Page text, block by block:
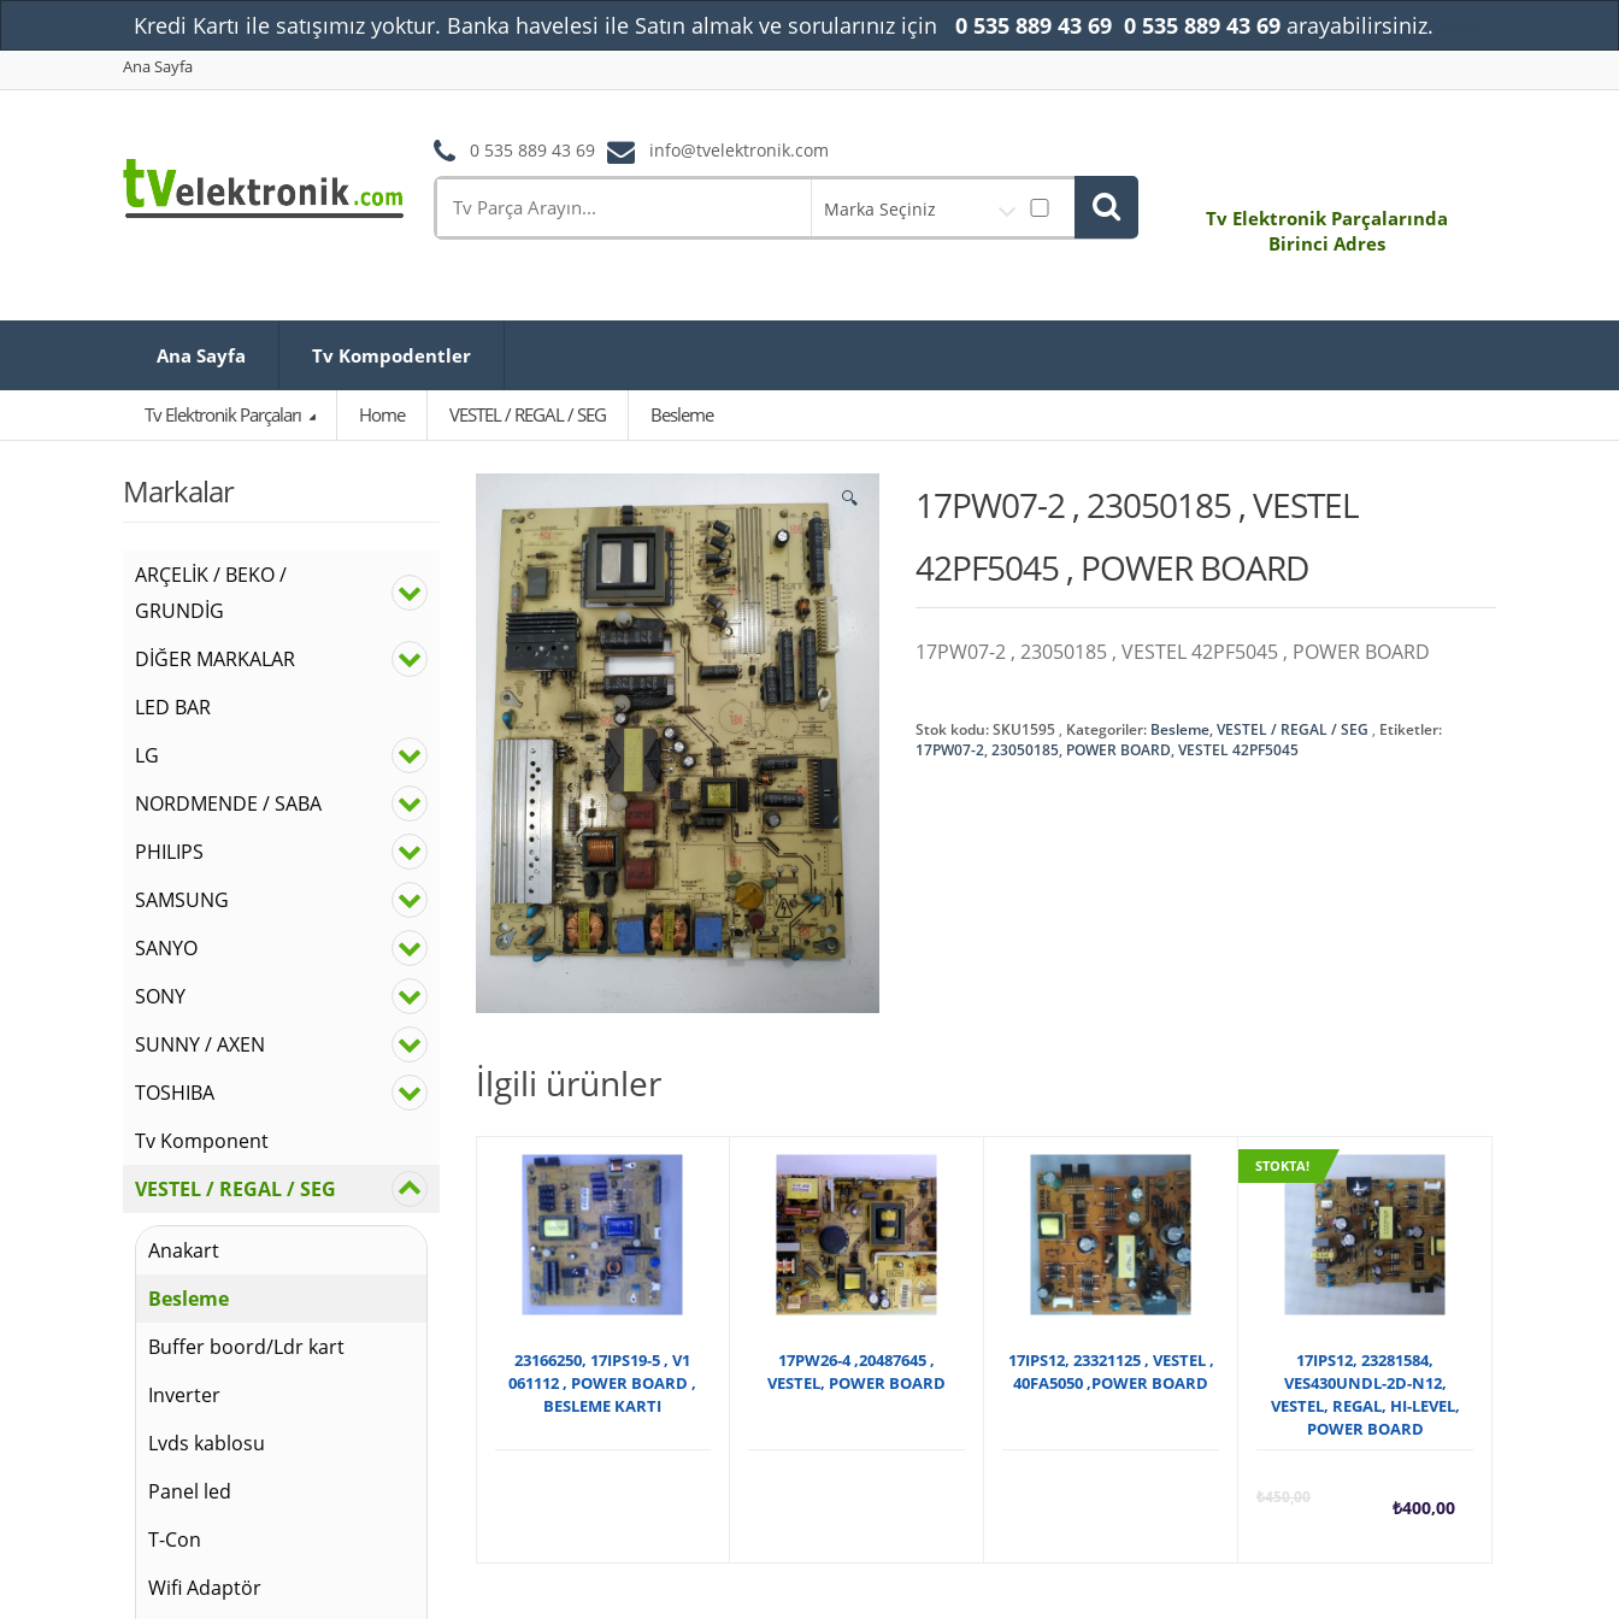
Ana Sayfa
0 535 889 43 69 info@tvelektronik.com
Marka Seçiniz
Tv Elektronik Parçalarında
Birinci Adres
Ana Sayfa Tv Kompodentler
Tv Elektronik Parçaları Home VESTEL / REGAL / SEG Besleme
🔍
17PW07-2 , 23050185 , VESTEL
42PF5045 , POWER BOARD
17PW07-2 , 23050185 , VESTEL 42PF5045 , POWER BOARD
Stok kodu:SKU1595 Kategoriler: Besleme,VESTEL / REGAL / SEG
Etiketler:
17PW07-2,23050185, POWER BOARD,VESTEL 42PF5045
İlgili ürünler
23166250, 17IPS19-5 , V1
061112 , POWER BOARD ,
BESLEME KARTI
17PW26-4 ,20487645 ,
VESTEL, POWER BOARD
17IPS12, 23321125 , VESTEL ,
40FA5050 ,POWER BOARD
STOKTA!
17IPS12, 23281584,
VES430UNDL-2D-N12,
VESTEL, REGAL, HI-LEVEL,
POWER BOARD
₺450,00 ₺400,00
Şu
Markalar
ARÇELİK / BEKO /
GRUNDİG
DİĞER MARKALAR
LED BAR
LG
NORDMENDE / SABA
PHILIPS
SAMSUNG
SANYO
SONY
SUNNY / AXEN
TOSHIBA
Tv Komponent
VESTEL / REGAL / SEG
Anakart
Besleme
Buffer boord/Ldr kart
Inverter
Lvds kablosu
Panel led
T-Con
Wifi Adaptör
Kredi Kartı ile satışımız yoktur. Banka havelesi ile Satın almak ve sorularınız için 0 535 889 43 69 0 535 889 43 69 arayabilirsiniz.